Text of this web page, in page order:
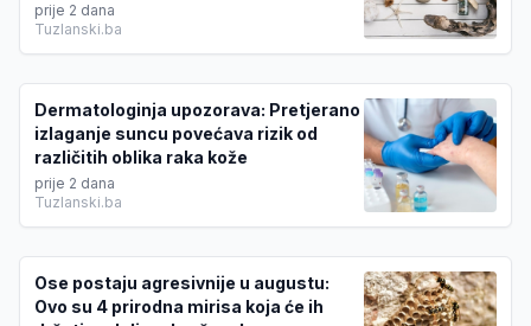
prije 2 dana
Tuzlanski.ba
Dermatologinja upozorava: Pretjerano
izlaganje suncu povećava rizik od
različitih oblika raka kože
prije 2 dana
Tuzlanski.ba
Ose postaju agresivnije u augustu:
Ovo su 4 prirodna mirisa koja će ih